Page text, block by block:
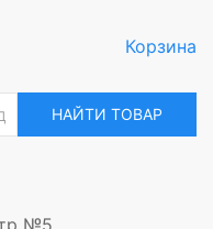
Корзина
НАЙТИ ТОВАР
№5